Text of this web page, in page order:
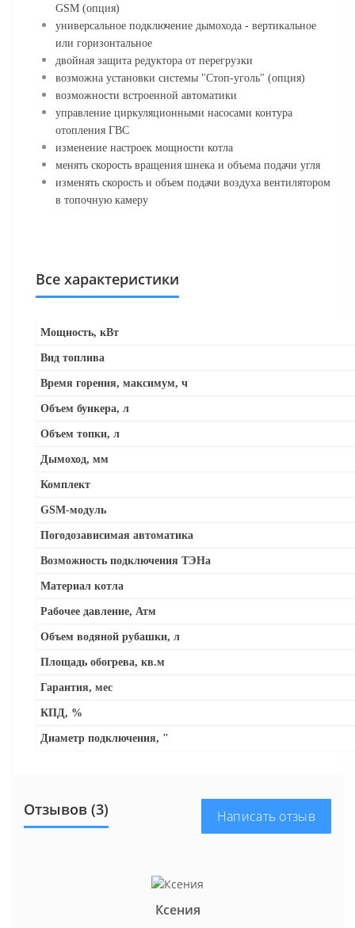
GSM (опция)
универсальное подключение дымохода - вертикальное
или горизонтальное
двойная защита редуктора от перегрузки
возможна установки системы "Стоп-уголь" (опция)
возможности встроенной автоматики
управление циркуляционными насосами контура
отопления ГВС
изменение настроек мощности котла
менять скорость вращения шнека и объема подачи угля
изменять скорость и объем подачи воздуха вентилятором
в топочную камеру
Все характеристики
Мощность, кВт
Вид топлива
Время горения, максимум, ч
Объем бункера, л
Объем топки, л
Дымоход, мм
Комплект
GSM-модуль
Погодозависимая автоматика
Возможность подключения ТЭНа
Материал котла
Рабочее давление, Атм
Объем водяной рубашки, л
Площадь обогрева, кв.м
Гарантия, мес
КПД, %
Диаметр подключения, "
Отзывов (3) Написать отзыв
Ксения